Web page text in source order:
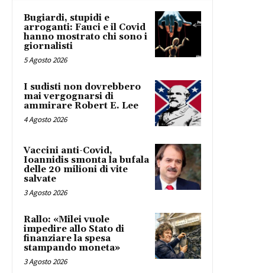
Bugiardi, stupidi e
arroganti: Fauci e il Covid
hanno mostrato chi sono i
giornalisti
5 Agosto 2026
I sudisti non dovrebbero
mai vergognarsi di
ammirare Robert E. Lee
4 Agosto 2026
Vaccini anti-Covid,
Ioannidis smonta la bufala
delle 20 milioni di vite
salvate
3 Agosto 2026
Rallo: «Milei vuole
impedire allo Stato di
finanziare la spesa
stampando moneta»
3 Agosto 2026